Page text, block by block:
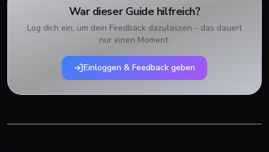
War dieser Guide hilfreich?
Log dich ein, um dein Feedback dazulassen - das dauert
nur einen Moment.
Einloggen & Feedback geben